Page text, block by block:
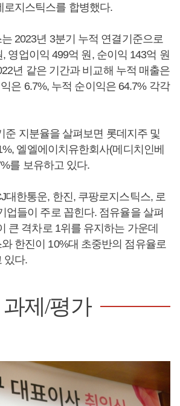
로지스틱스를 합병했다.
2023년 3분기 누적 연결기준으로
영업이익 499억 원, 순이익 143억 원
년 같은 기간과 비교해 누적 매출은
은 6.7%, 누적 순이익은 64.7% 각각
준 지분율을 살펴보면 롯데지주 및
엘엘에이치유한회사(메디치인베
를 보유하고 있다.
대한통운, 한진, 쿠팡로지스틱스, 로
업들이 주로 꼽힌다. 점유율을 살펴
큰 격차로 1위를 유지하는 가운데
한진이 10%대 초중반의 점유율로
있다.
제/평가